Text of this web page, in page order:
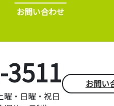
お問い合わせ
曜・日曜・祝日
お問い